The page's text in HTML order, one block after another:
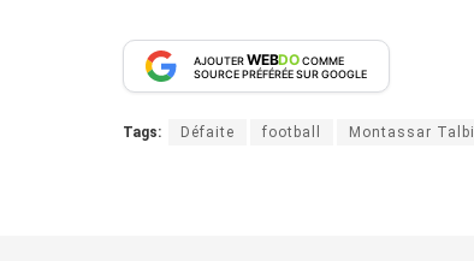
AJOUTERWEBDOCOMME
SOURCE PRÉFÉRÉE SUR GOOGLE
Tags: Défaite football Montassar Talbi